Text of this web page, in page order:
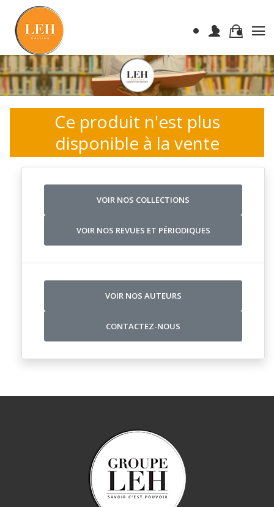
Ce produit n'est plus
disponible à la vente
VOIR NOS COLLECTIONS
VOIR NOS REVUES ET PÉRIODIQUES
VOIR NOS AUTEURS
CONTACTEZ-NOUS